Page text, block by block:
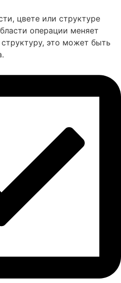
цвете или структуре
операции меняет
это может быть